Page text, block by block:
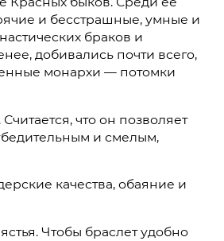
и бесстрашные, умные и
браков и
добивались почти всего,
монархи — потомки
что он позволяет
и смелым,
качества, обаяние и
Чтобы браслет удобно